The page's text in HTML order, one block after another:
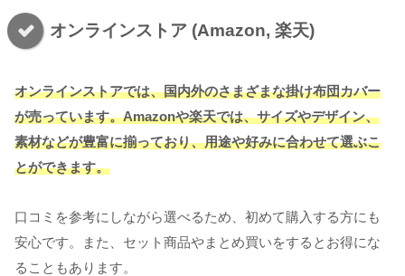
オンラインストア (Amazon, 楽天)
オンラインストアでは、国内外のさまざまな掛け布団カバー
が売っています。Amazonや楽天では、サイズやデザイン、
素材などが豊富に揃っており、用途や好みに合わせて選ぶこ
とができます。
口コミを参考にしながら選べるため、初めて購入する方にも
安心です。また、セット商品やまとめ買いをするとお得にな
ることもあります。